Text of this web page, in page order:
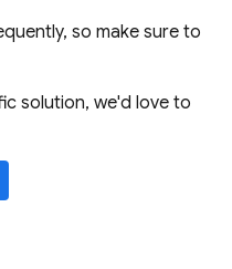
so make sure to
solution, we'd love to